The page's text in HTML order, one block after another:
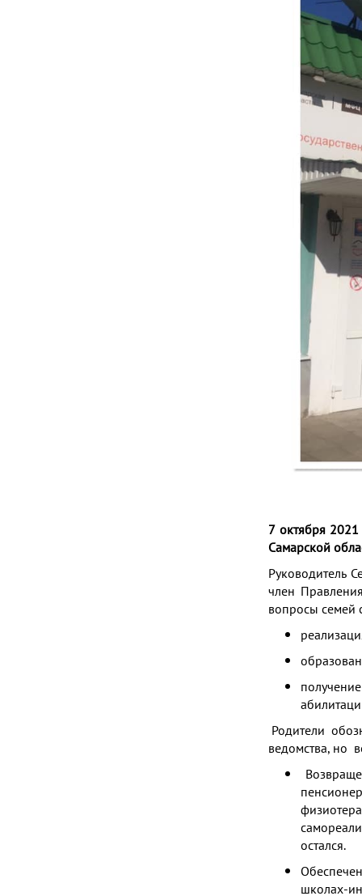
7 октября
Самарской
Руководитель
член
вопросы семей
Родители
ведомства, но
остался.
школах-